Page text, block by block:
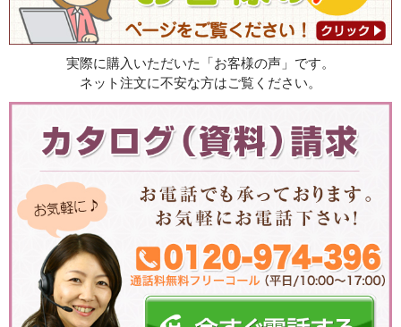
実際に購入いただいた「お客様の声」です。
ネット注文に不安な方はご覧ください。